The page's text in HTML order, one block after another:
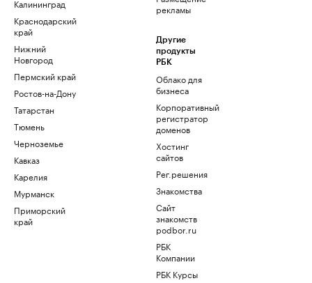
Калининград
Краснодарский
край
Нижний
Новгород
Пермский край
Ростов-на-Дону
Татарстан
Тюмень
Черноземье
Кавказ
Карелия
Мурманск
Приморский
край
рекламы
Другие
продукты
РБК
Облако для
бизнеса
Корпоративный
регистратор
доменов
Хостинг
сайтов
Рег.решения
Знакомства
Сайт
знакомств
podbor.ru
РБК
Компании
РБК Курсы